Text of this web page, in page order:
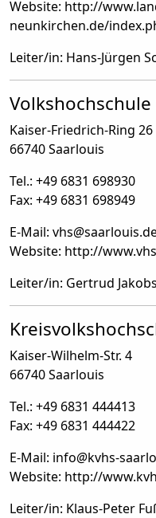
Website: http://
neunkirchen.de/
Leiter/in: Hans-Jürgen
Kaiser-Friedrich-Ring 26
66740 Saarlouis
Tel.: +49 6831 698930
Fax: +49 6831 698949
E-Mail: vhs@
Website: http://
Leiter/in: Gertrud Jakobs
Kaiser-Wilhelm-Str. 4
66740 Saarlouis
Tel.: +49 6831 444413
Fax: +49 6831 444422
E-Mail: info@kvhs-
Website: http://
Leiter/in: Klaus-Peter